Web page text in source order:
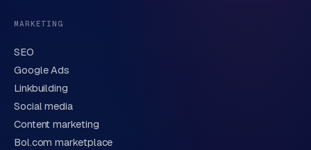
Verstuur aanvraag
We behandelen je gegevens zorgvuldig conform onze
privacyverklaring. Of bel direct
MARKETING
SEO
Google Ads
Linkbuilding
Social media
Content marketing
Bol.com marketplace